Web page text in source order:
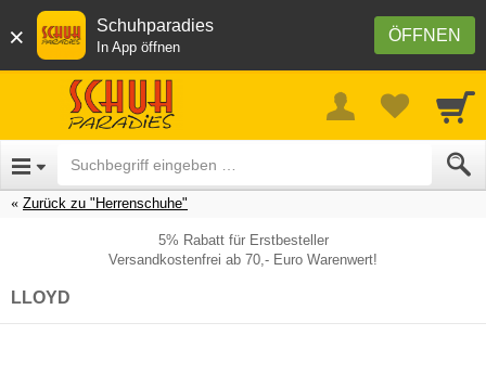
× ÖFFNEN
Schuhparadies
In App öffnen
Zurück zu "Herrenschuhe"
5% Rabatt für Erstbesteller
Versandkostenfrei ab 70,- Euro Warenwert!
LLOYD